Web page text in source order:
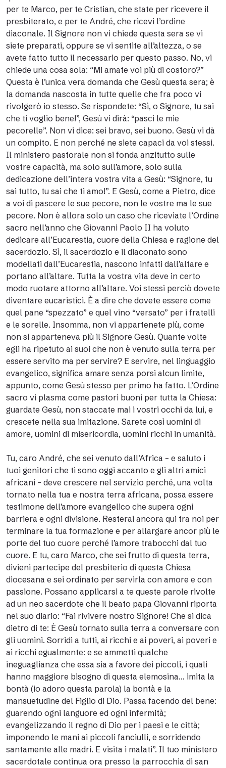
per te Marco, per te Cristian, che state per ricevere il
presbiterato, e per te André, che ricevi l’ordine
diaconale. Il Signore non vi chiede questa sera se vi
siete preparati, oppure se vi sentite all’altezza, o se
avete fatto tutto il necessario per questo passo. No, vi
chiede una cosa sola: “Mi amate voi più di costoro?”
Questa è l’unica vera domanda che Gesù questa sera; è
la domanda nascosta in tutte quelle che fra poco vi
rivolgerò io stesso. Se rispondete: “Sì, o Signore, tu sai
che ti voglio bene!”, Gesù vi dirà: “pasci le mie
pecorelle”. Non vi dice: sei bravo, sei buono. Gesù vi dà
un compito. E non perché ne siete capaci da voi stessi.
Il ministero pastorale non si fonda anzitutto sulle
vostre capacità, ma solo sull’amore, solo sulla
dedicazione dell’intera vostra vita a Gesù: “Signore, tu
sai tutto, tu sai che ti amo!”. E Gesù, come a Pietro, dice
a voi di pascere le sue pecore, non le vostre ma le sue
pecore. Non è allora solo un caso che riceviate l’Ordine
sacro nell’anno che Giovanni Paolo II ha voluto
dedicare all’Eucarestia, cuore della Chiesa e ragione del
sacerdozio. Sì, il sacerdozio e il diaconato sono
modellati dall’Eucarestia, nascono infatti dall’altare e
portano all’altare. Tutta la vostra vita deve in certo
modo ruotare attorno all’altare. Voi stessi perciò dovete
diventare eucaristici. È a dire che dovete essere come
quel pane “spezzato” e quel vino “versato” per i fratelli
e le sorelle. Insomma, non vi appartenete più, come
non si apparteneva più il Signore Gesù. Quante volte
egli ha ripetuto ai suoi che non è venuto sulla terra per
essere servito ma per servire? E servire, nel linguaggio
evangelico, significa amare senza porsi alcun limite,
appunto, come Gesù stesso per primo ha fatto. L’Ordine
sacro vi plasma come pastori buoni per tutta la Chiesa:
guardate Gesù, non staccate mai i vostri occhi da lui, e
crescete nella sua imitazione. Sarete così uomini di
amore, uomini di misericordia, uomini ricchi in umanità.
Tu, caro André, che sei venuto dall’Africa – e saluto i
tuoi genitori che ti sono oggi accanto e gli altri amici
africani – deve crescere nel servizio perché, una volta
tornato nella tua e nostra terra africana, possa essere
testimone dell’amore evangelico che supera ogni
barriera e ogni divisione. Resterai ancora qui tra noi per
terminare la tua formazione e per allargare ancor più le
porte del tuo cuore perché l’amore trabocchi dal tuo
cuore. E tu, caro Marco, che sei frutto di questa terra,
divieni partecipe del presbiterio di questa Chiesa
diocesana e sei ordinato per servirla con amore e con
passione. Possano applicarsi a te queste parole rivolte
ad un neo sacerdote che il beato papa Giovanni riporta
nel suo diario: “Fai rivivere nostro Signore! Che si dica
dietro di te: È Gesù tornato sulla terra a conversare con
gli uomini. Sorridi a tutti, ai ricchi e ai poveri, ai poveri e
ai ricchi egualmente: e se ammetti qualche
ineguaglianza che essa sia a favore dei piccoli, i quali
hanno maggiore bisogno di questa elemosina… imita la
bontà (io adoro questa parola) la bontà e la
mansuetudine del Figlio di Dio. Passa facendo del bene:
guarendo ogni languore ed ogni infermità;
evangelizzando il regno di Dio per i paesi e le città;
imponendo le mani ai piccoli fanciulli, e sorridendo
santamente alle madri. E visita i malati”. Il tuo ministero
sacerdotale continua ora presso la parrocchia di san